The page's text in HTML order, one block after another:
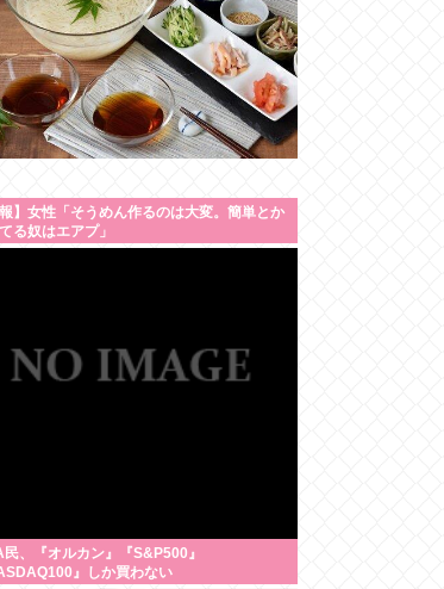
報】女性「そうめん作るのは大変。簡単とか
る奴はエアプ」
民、『オルカン』『S&P500』
』しか買わない